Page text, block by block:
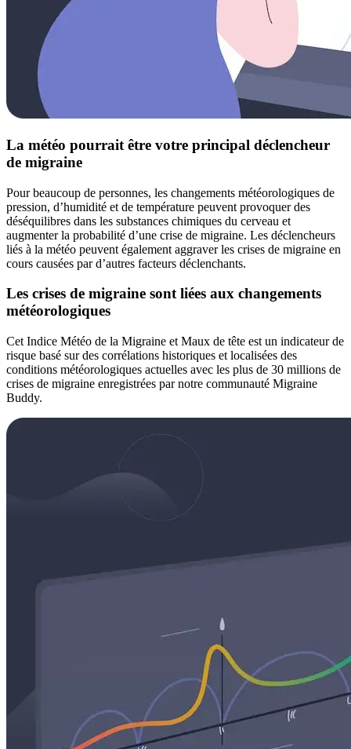
La météo pourrait être votre principal déclencheur
de migraine
Pour beaucoup de personnes, les changements météorologiques de
pression, d’humidité et de température peuvent provoquer des
déséquilibres dans les substances chimiques du cerveau et
augmenter la probabilité d’une crise de migraine. Les déclencheurs
liés à la météo peuvent également aggraver les crises de migraine en
cours causées par d’autres facteurs déclenchants.
Les crises de migraine sont liées aux changements
météorologiques
Cet Indice Météo de la Migraine et Maux de tête est un indicateur de
risque basé sur des corrélations historiques et localisées des
conditions météorologiques actuelles avec les plus de 30 millions de
crises de migraine enregistrées par notre communauté Migraine
Buddy.